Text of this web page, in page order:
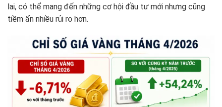
lai, có thể mang đến những cơ hội đầu tư mới nhưng cũng
tiềm ẩn nhiều rủi ro hơn.